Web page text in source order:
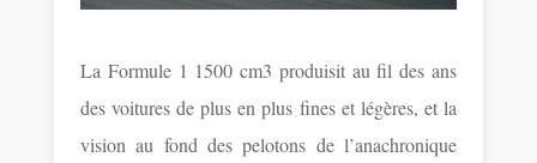
La Formule 1 1500 cm3 produisit au fil des ans
des voitures de plus en plus fines et légères, et la
vision au fond des pelotons de l’anachronique